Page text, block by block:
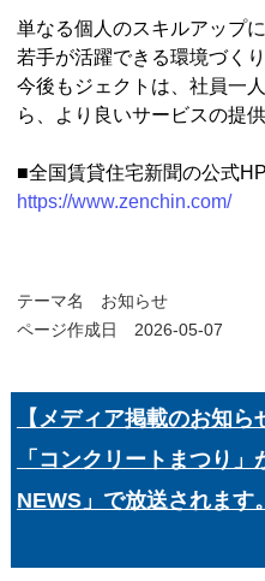
単なる個人のスキルアップ
若手が活躍できる環境づく
今後もジェクトは、社員一
ら、より良いサービスの提
■全国賃貸住宅新聞の公式
https://www.zenchin.com/
テーマ名 お知らせ
ページ作成日 2026-05-07
【メディア掲載のお知
「コンクリートまつり
NEWS」で放送されます。